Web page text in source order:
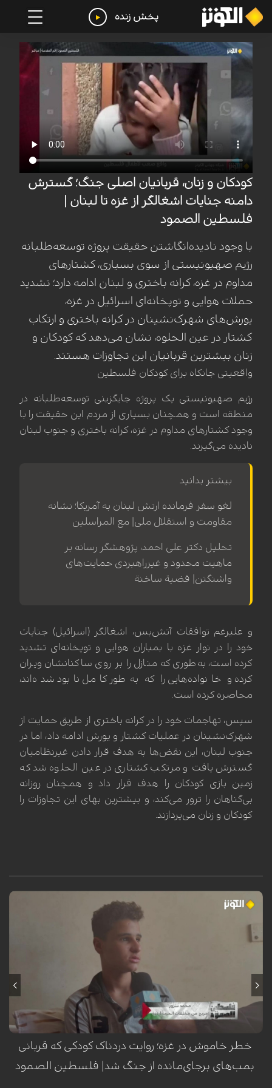
پخش زنده
کودکان و زنان، قربانیان اصلی جنگ؛ گسترش
دامنه جنایات اشغالگر از غزه تا لبنان |
فلسطین الصمود
با وجود نادیده‌انگاشتن حقیقت پروژه توسعه‌طلبانه
رژیم صهیونیستی از سوی بسیاری، کشتارهای
مداوم در غزه، کرانه باختری و لبنان ادامه دارد؛ تشدید
حملات هوایی و توپخانه‌ای اسرائیل در غزه،
یورش‌های شهرک‌نشینان در کرانه باختری و ارتکاب
کشتار در عین الحلوه، نشان می‌دهد که کودکان و
زنان بیشترین قربانیان این تجاوزات هستند.
واقعیتی جانکاه برای کودکان فلسطین
رژیم صهیونیستی یک پروژه جایگزینی توسعه‌طلبانه در
منطقه است و همچنان بسیاری از مردم این حقیقت را با
وجود کشتارهای مداوم در غزه، کرانه باختری و جنوب لبنان
نادیده می‌گیرند.
بیشتر بدانید
لغو سفر فرمانده ارتش لبنان به آمریکا؛ نشانه
مقاومت و استقلال ملی| مع المراسلین
تحلیل دکتر علی احمد، پژوهشگر رسانه بر
ماهیت محدود و غیرراهبردی حمایت‌های
واشنگتن| قضیة ساخنة
و علیرغم توافقات آتش‌بس، اشغالگر (اسرائیل) جنایات
خود را در نوار غزه با بمباران هوایی و توپخانه‌ای تشدید
کرده است، به‌طوری که منازل را بر روی ساکنانشان ویران
کرده و خانواده‌هایی را که به‌طور کامل نابود شده‌اند،
محاصره کرده است.
سپس، تهاجمات خود را در کرانه باختری از طریق حمایت از
شهرک‌نشینان در عملیات کشتار و یورش ادامه داد، اما در
جنوب لبنان، این نقض‌ها به هدف قرار دادن غیرنظامیان
گسترش یافت و مرتکب کشتاری در عین الحلوه شد که
زمین بازی کودکان را هدف قرار داد و همچنان روزانه
بی‌گناهان را ترور می‌کند، و بیشترین بهای این تجاوزات را
کودکان و زنان می‌پردازند.
محمد سرور، کودک فلسطینی ساکن اردوگاه النصیرات در نوار غزه، هنگام عبور
از کنار تپه‌وری در این منطقه، هدف انفجار یک گلوله یا ماده منفجره باقیمانده
از ارتش اشغالگر اسرائیل قرار گرفت. این انفجار که در یک لحظه‌ی گذرا رخ داد،
مسیر زندگی او را برای همیشه دگرگون ساخت؛ به طوری که منجر به قطع هر
دو پا، فلج شدن دست چپ، فلج نیمی از صورت و آسیب جدی به بینایی وی
گردید. این حادثه‌ی تلخ، بار دیگر هشداری است بر خطر مستمر مواد منفجره
برجای‌مانده از جنگ در مناطق مختلف غزه.
خطر خاموش در غزه؛ روایت دردناک کودکی که قربانی
بمب‌های برجای‌مانده از جنگ شد| فلسطین الصمود